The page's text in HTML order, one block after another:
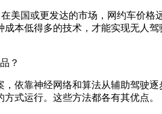
国或更发达的市场，网约车价格
本低得多的技术，才能实现无人
？
靠神经网络和算法从辅助驾驶逐
式运行。这些方法都各有其优点。